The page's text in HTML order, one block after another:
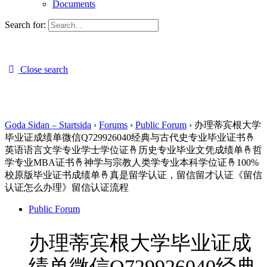
Documents
Search for:
Close search
Goda Sidan – Startsida › Forums › Public Forum › 办理蒂宾根大学
毕业证成绩单微信Q729926040经典与古代史专业毕业证书🤞
英语语言文学专业学士学位证🤞历史专业毕业文凭成绩单🤞哲
学专业MBA证书🤞神学与宗教人类学专业本科学位证🤞100%
校原版毕业证书成绩单🤞真是留学认证，留信留才认证《留信
认证怎么办理》留信认证流程
Public Forum
办理蒂宾根大学毕业证成